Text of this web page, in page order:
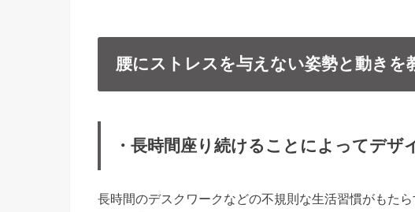
腰にストレスを与えない姿勢と動きを
・長時間座り続けることによってデザ
長時間のデスクワークなどの不規則な生活習慣がもた